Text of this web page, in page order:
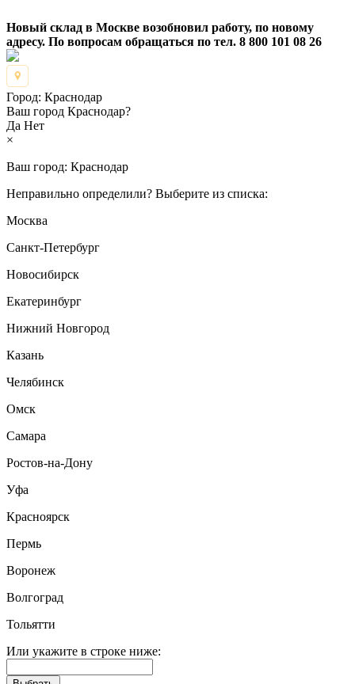
Новый склад в Москве возобновил работу, по новому
адресу. По вопросам обращаться по тел. 8 800 101 08 26
Город: Краснодар
Ваш город Краснодар?
Да Нет
×
Ваш город: Краснодар
Неправильно определили? Выберите из списка:
Москва
Санкт-Петербург
Новосибирск
Екатеринбург
Нижний Новгород
Казань
Челябинск
Омск
Самара
Ростов-на-Дону
Уфа
Красноярск
Пермь
Воронеж
Волгоград
Тольятти
Или укажите в строке ниже: